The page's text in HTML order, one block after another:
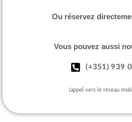
Ou réservez
Vous pouvez aussi
(+351) 939
(appel vers le réseau